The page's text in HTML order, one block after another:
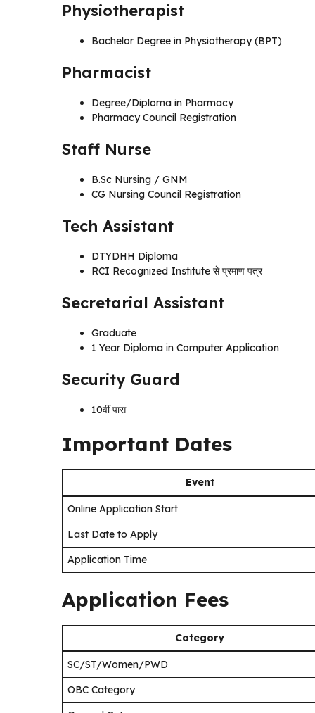
Physiotherapist
Bachelor Degree in Physiotherapy (BPT)
Pharmacist
Degree/Diploma in Pharmacy
Pharmacy Council Registration
Staff Nurse
B.Sc Nursing / GNM
CG Nursing Council Registration
Tech Assistant
DTYDHH Diploma
RCI Recognized Institute से प्रमाण पत्र
Secretarial Assistant
Graduate
1 Year Diploma in Computer Application
Security Guard
10वीं पास
Important Dates
Event
Online Application Start
Last Date to Apply
Application Time
Application Fees
Category
SC/ST/Women/PWD
OBC Category